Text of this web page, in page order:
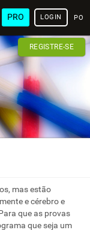
PRO LOGIN
REGISTRE-SE
mas estão
e cérebro e
que as provas
que seja um